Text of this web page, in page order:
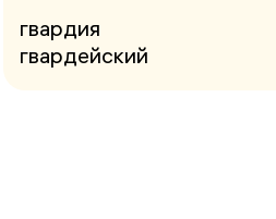
гвардия
гвардейский